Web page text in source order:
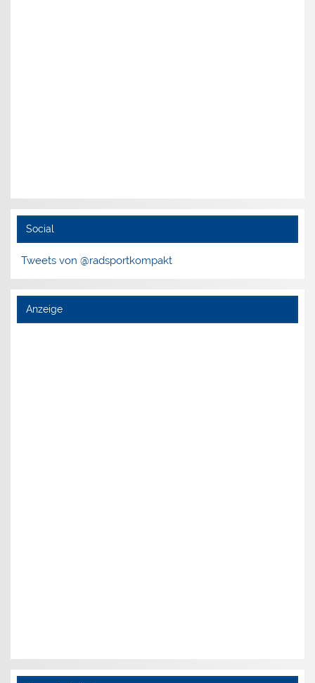
Social
Tweets von @radsportkompakt
Anzeige